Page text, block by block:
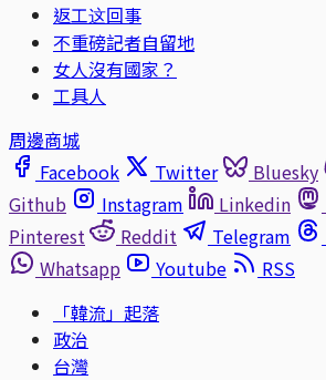
返工这回事
不重磅記者自留地
女人沒有國家？
工具人
周邊商城
Facebook
Twitter Bluesky
Github
Instagram Linkedin
Pinterest
Reddit Telegram
Whatsapp
Youtube
RSS
「韓流」起落
政治
台灣